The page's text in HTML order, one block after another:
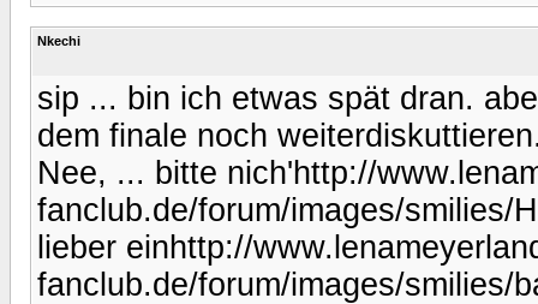
Nkechi
sip ... bin ich etwas spät dran.
dem finale noch
Nee, ... bitte nich'http://
fanclub.de/forum/images/smilies/
lieber einhttp://
fanclub.de/forum/images/smilies/